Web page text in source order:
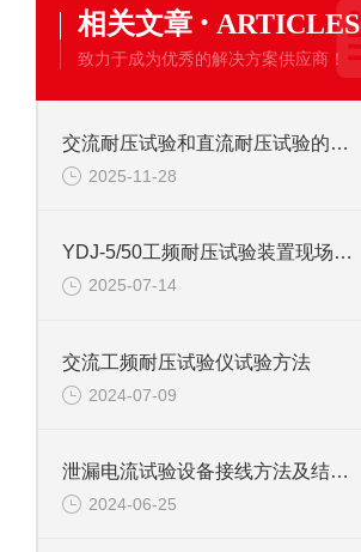
相关文章 · ARTICLES
致力于成为优秀的解决方案供应商！
交流耐压试验和直流耐压试验的区别
2025-11-28
YDJ-5/50工频耐压试验装置现场试验操作要点
2025-07-14
交流工频耐压试验仪试验方法
2024-07-09
泄漏电流试验设备接线方法及结果判断
2024-06-25